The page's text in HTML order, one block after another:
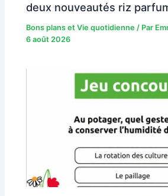
deux nouveautés riz
Bons plans et Vie quotidienne / Par
6 août 2026